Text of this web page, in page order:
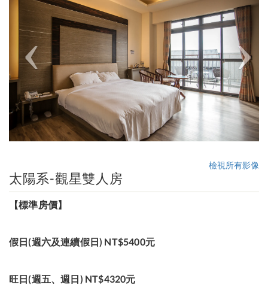
檢視所有影像
太陽系-觀星雙人房
【標準房價】
假日(週六及連續假日) NT$5400元
旺日(週五、週日) NT$4320元